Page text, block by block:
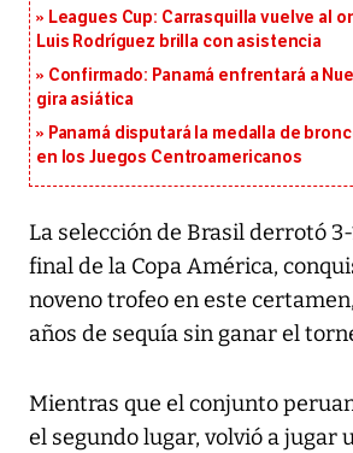
Leagues Cup: Carrasquilla vuelve al
Luis Rodríguez brilla con asistencia
Confirmado: Panamá enfrentará a
gira asiática
Panamá disputará la medalla de
en los Juegos Centroamericanos
La selección de Brasil derrotó
final de la Copa América,
noveno trofeo en este
años de sequía sin ganar el
Mientras que el conjunto
el segundo lugar, volvió a jugar